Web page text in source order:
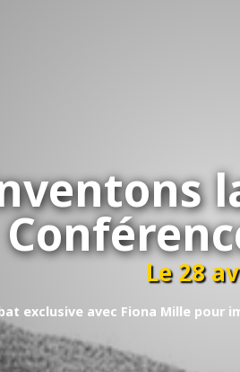
Le 28
exclusive avec Fiona Mille